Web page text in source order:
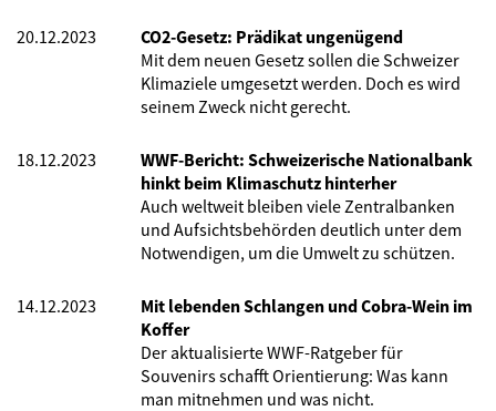
20.12.2023
CO2-Gesetz: Prädikat ungenügend
Mit dem neuen Gesetz sollen die Schweizer
Klimaziele umgesetzt werden. Doch es wird
seinem Zweck nicht gerecht.
18.12.2023
WWF-Bericht: Schweizerische Nationalbank
hinkt beim Klimaschutz hinterher
Auch weltweit bleiben viele Zentralbanken
und Aufsichtsbehörden deutlich unter dem
Notwendigen, um die Umwelt zu schützen.
14.12.2023
Mit lebenden Schlangen und Cobra-Wein im
Koffer
Der aktualisierte WWF-Ratgeber für
Souvenirs schafft Orientierung: Was kann
man mitnehmen und was nicht.